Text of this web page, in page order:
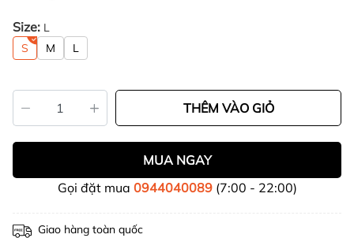
Size: L
S
M L
THÊM VÀO GIỎ
MUA NGAY
Gọi đặt mua 0944040089(7:00 - 22:00)
Giao hàng toàn quốc